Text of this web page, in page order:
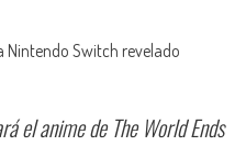
Nintendo Switch revelado
el anime de The World Ends